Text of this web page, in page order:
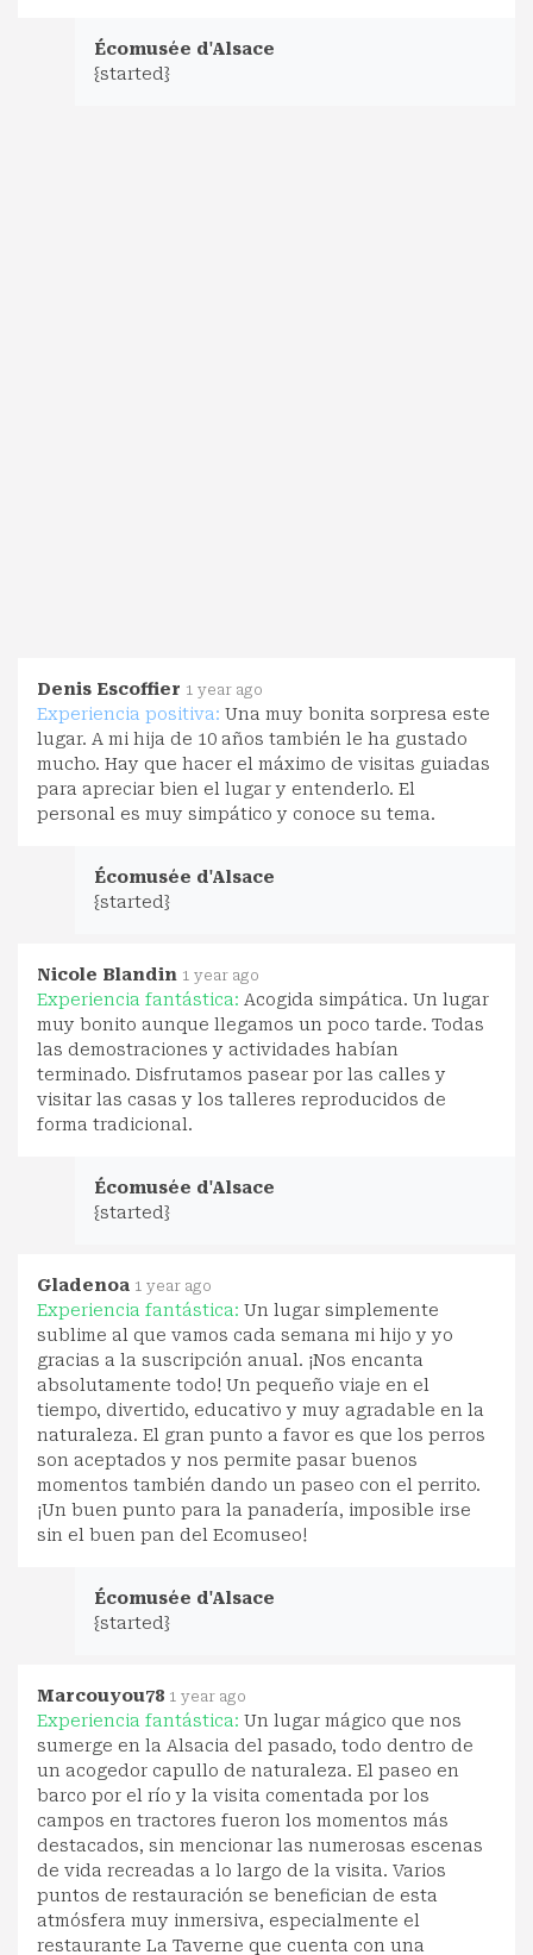
Écomusée d'Alsace
{started}
Denis Escoffier 1 year ago
Experiencia positiva: Una muy bonita sorpresa este
lugar. A mi hija de 10 años también le ha gustado
mucho. Hay que hacer el máximo de visitas guiadas
para apreciar bien el lugar y entenderlo. El
personal es muy simpático y conoce su tema.
Écomusée d'Alsace
{started}
Nicole Blandin 1 year ago
Experiencia fantástica: Acogida simpática. Un lugar
muy bonito aunque llegamos un poco tarde. Todas
las demostraciones y actividades habían
terminado. Disfrutamos pasear por las calles y
visitar las casas y los talleres reproducidos de
forma tradicional.
Écomusée d'Alsace
{started}
Gladenoa 1 year ago
Experiencia fantástica: Un lugar simplemente
sublime al que vamos cada semana mi hijo y yo
gracias a la suscripción anual. ¡Nos encanta
absolutamente todo! Un pequeño viaje en el
tiempo, divertido, educativo y muy agradable en la
naturaleza. El gran punto a favor es que los perros
son aceptados y nos permite pasar buenos
momentos también dando un paseo con el perrito.
¡Un buen punto para la panadería, imposible irse
sin el buen pan del Ecomuseo!
Écomusée d'Alsace
{started}
Marcouyou78 1 year ago
Experiencia fantástica: Un lugar mágico que nos
sumerge en la Alsacia del pasado, todo dentro de
un acogedor capullo de naturaleza. El paseo en
barco por el río y la visita comentada por los
campos en tractores fueron los momentos más
destacados, sin mencionar las numerosas escenas
de vida recreadas a lo largo de la visita. Varios
puntos de restauración se benefician de esta
atmósfera muy inmersiva, especialmente el
restaurante La Taverne que cuenta con una